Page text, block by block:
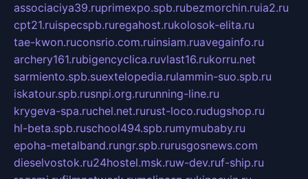
associaciya39.ruprimexpo.spb.rubezmorchin.ruia2.ru
cpt21.ruispecspb.ruregahost.rukolosok-elita.ru
tae-kwon.ruconsrio.com.ruinsiam.ruavegainfo.ru
archery161.rubigencyclica.ruvlast16.rukorru.net
sarmiento.spb.suextelopedia.rulammin-suo.spb.ru
iskatour.spb.rusnpi.org.rurunning-line.ru
krygeva-spa.ruchel.net.rurust-loco.rudugshop.ru
hl-beta.spb.ruschool494.spb.rumymubaby.ru
epoha-metalband.rungr.spb.rurusgosnews.com
dieselvostok.ru24hostel.msk.ruw-dev.ruf-ship.ru